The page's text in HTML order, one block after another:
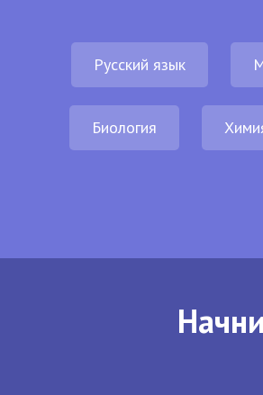
Русский язык
Биология